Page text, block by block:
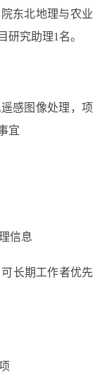
东北地理与农业
研究助理1名。
感图像处理，项
宜
信息
长期工作者优先